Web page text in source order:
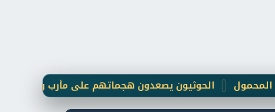
الحوثيون يصعدون هجماتهم على مأرب والجيش اليمني